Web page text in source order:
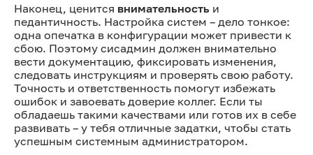
Наконец, ценится внимательность и
педантичность. Настройка систем – дело тонкое:
одна опечатка в конфигурации может привести к
сбою. Поэтому сисадмин должен внимательно
вести документацию, фиксировать изменения,
следовать инструкциям и проверять свою работу.
Точность и ответственность помогут избежать
ошибок и завоевать доверие коллег. Если ты
обладаешь такими качествами или готов их в себе
развивать – у тебя отличные задатки, чтобы стать
успешным системным администратором.